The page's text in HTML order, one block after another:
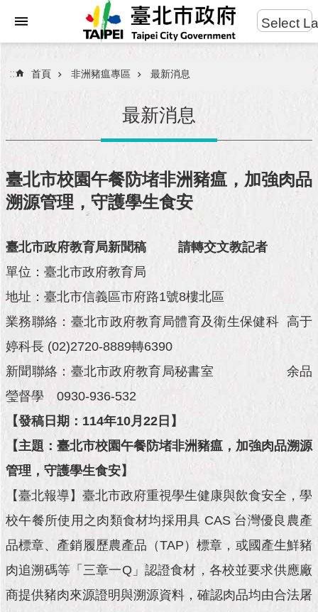
進
搜
民
服
務
市
府
團
隊
市
公
告
施
政
願
景
成
果
市
政
料
館
Select
::: 首頁 非洲豬瘟專區 最新消息
最新消息
臺北市校園午餐防堵非洲豬瘟，加強肉品
溯源管理，守護學生食安
臺北市政府教育局新聞稿
請轉交文教記者
單位：臺北市政府教育局
地址：臺北市信義區市府路1號8樓北區
業務聯絡：臺北市政府教育局體育及衛生保健科 高于
婷科長 (02)2720-8889轉6390
新聞聯絡：臺北市政府教育局秘書室 余品
瑩督學 0930-936-532
【發稿日期：114年10月22日】
【主題：臺北市校園午餐防堵非洲豬瘟，加強肉品溯源
管理，守護學生食安】
【臺北報導】臺北市政府重視學生健康與飲食安全，學
校午餐所使用之肉類食材均採用具 CAS 台灣優良農產
品標章、產銷履歷農產品（TAP）標章，或國產生鮮豬
肉追溯碼等「三章一Q」認證食材，各校並要求供應廠
商提供豬肉來源證明與溯源資料，確認肉品均由合法屠